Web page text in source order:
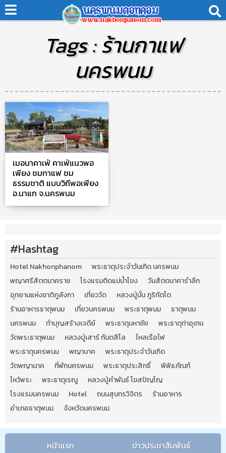
Tags : ร้านกาแฟ
นครพนม
เมอนาคาเฟ่ คาเฟ่แนวพอ
เพียง ชมกาแฟ ชม
ธรรมชาติ แบบวิถีพอเพียง
อ.นาแก จ.นครพนม
#Hashtag
Hotel Nakhonphanom
พระธาตุประจำวันเกิด นครพนม
พญาศรีสัตตนาคราช
โรงแรมติดแม่น้ำโขง
วันสัตตนาคารำลึก
อุทยานแห่งชาติภูลังกา
เที่ยววัด
หลวงปู่มั่น ภูริทัตโต
ร้านอาหารธาตุพนม
เที่ยวนครพนม พระธาตุพนม
ธาตุพนม
นครพนม
ทำบุญสร้างเจดีย์ พระธาตุมหาชัย
พระธาตุท่าอุเทน
วัดพระธาตุพนม
หลวงปู่เสาร์ กันตสีโล
ไหลเรือไฟ
พระธาตุนครพนม
พญานาค
พระธาตุประจำวันเกิด
วัดพญานาค
ที่พักนครพนม พระธาตุประสิทธิ์
พิพิธภัณฑ์
ไหว้พระ
พระธาตุเรณู
หลวงปู่คำพันธ์ โฆสปัญโญ
โรงแรมนครพนม
Hotel ถนนสุนทรวิจิตร
ร้านอาหาร
อำเภอธาตุพนม
จังหวัดนครพนม
หน้าแรก ข่าวประชาสัมพันธ์